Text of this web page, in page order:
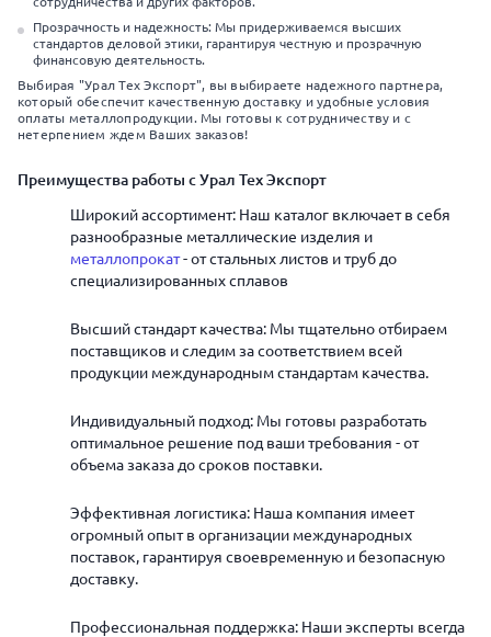
Прозрачность и надежность: Мы придерживаемся высших
стандартов деловой этики, гарантируя честную и прозрачную
финансовую деятельность.
Выбирая "Урал Тех Экспорт", вы выбираете надежного партнера,
который обеспечит качественную доставку и удобные условия
оплаты металлопродукции. Мы готовы к сотрудничеству и с
нетерпением ждем Ваших заказов!
Преимущества работы с Урал Тех Экспорт
Широкий ассортимент: Наш каталог включает в себя
разнообразные металлические изделия и
металлопрокат- от стальных листов и труб до
специализированных сплавов
Высший стандарт качества: Мы тщательно отбираем
поставщиков и следим за соответствием всей
продукции международным стандартам качества.
Индивидуальный подход: Мы готовы разработать
оптимальное решение под ваши требования - от
объема заказа до сроков поставки.
Эффективная логистика: Наша компания имеет
огромный опыт в организации международных
поставок, гарантируя своевременную и безопасную
доставку.
Профессиональная поддержка: Наши эксперты всегда